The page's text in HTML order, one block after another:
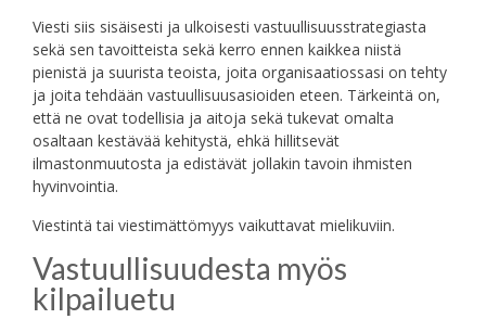
Viesti siis sisäisesti ja ulkoisesti vastuullisuusstrategiasta
sekä sen tavoitteista sekä kerro ennen kaikkea niistä
pienistä ja suurista teoista, joita organisaatiossasi on tehty
ja joita tehdään vastuullisuusasioiden eteen. Tärkeintä on,
että ne ovat todellisia ja aitoja sekä tukevat omalta
osaltaan kestävää kehitystä, ehkä hillitsevät
ilmastonmuutosta ja edistävät jollakin tavoin ihmisten
hyvinvointia.
Viestintä tai viestimättömyys vaikuttavat mielikuviin.
Vastuullisuudesta myös
kilpailuetu